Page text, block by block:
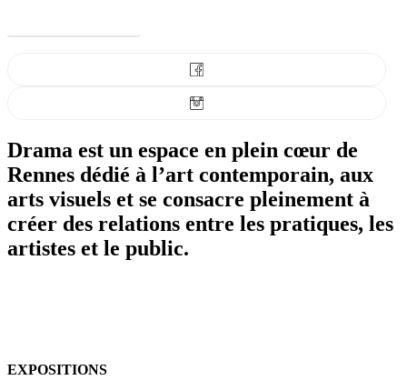
Drama est un espace en plein cœur de
Rennes dédié à l’art contemporain, aux
arts visuels et se consacre pleinement à
créer des relations entre les pratiques, les
artistes et le public.
EXPOSITIONS